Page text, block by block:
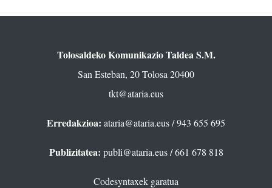
Tolosaldeko Komunikazio Taldea S.M.
San Esteban, 20 Tolosa 20400
tkt@ataria.eus
Erredakzioa: ataria@ataria.eus/ 943 655 695
Publizitatea: publi@ataria.eus/ 661 678 818
Codesyntaxek garatua